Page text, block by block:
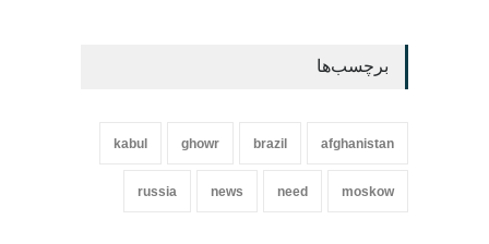
برچسب‌ها
afghanistan
brazil
ghowr
kabul
moskow
need
news
russia